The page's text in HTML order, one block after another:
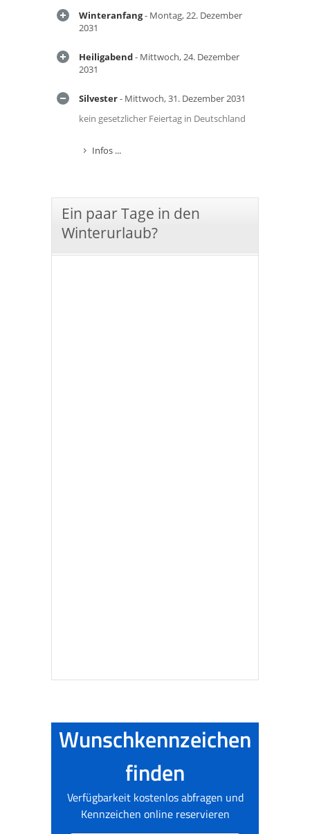
Winteranfang- Montag, 22. Dezember
2031
Heiligabend- Mittwoch, 24. Dezember
2031
Silvester- Mittwoch, 31. Dezember 2031
kein gesetzlicher Feiertag in Deutschland
Infos ...
Ein paar Tage in den
Winterurlaub?